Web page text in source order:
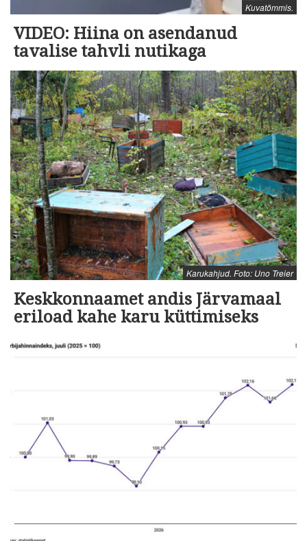
Kuvatõmmis.
VIDEO: Hiina on asendanud
tavalise tahvli nutikaga
Karukahjud. Foto: Uno Treier
Keskkonnaamet andis Järvamaal
eriload kahe karu küttimiseks